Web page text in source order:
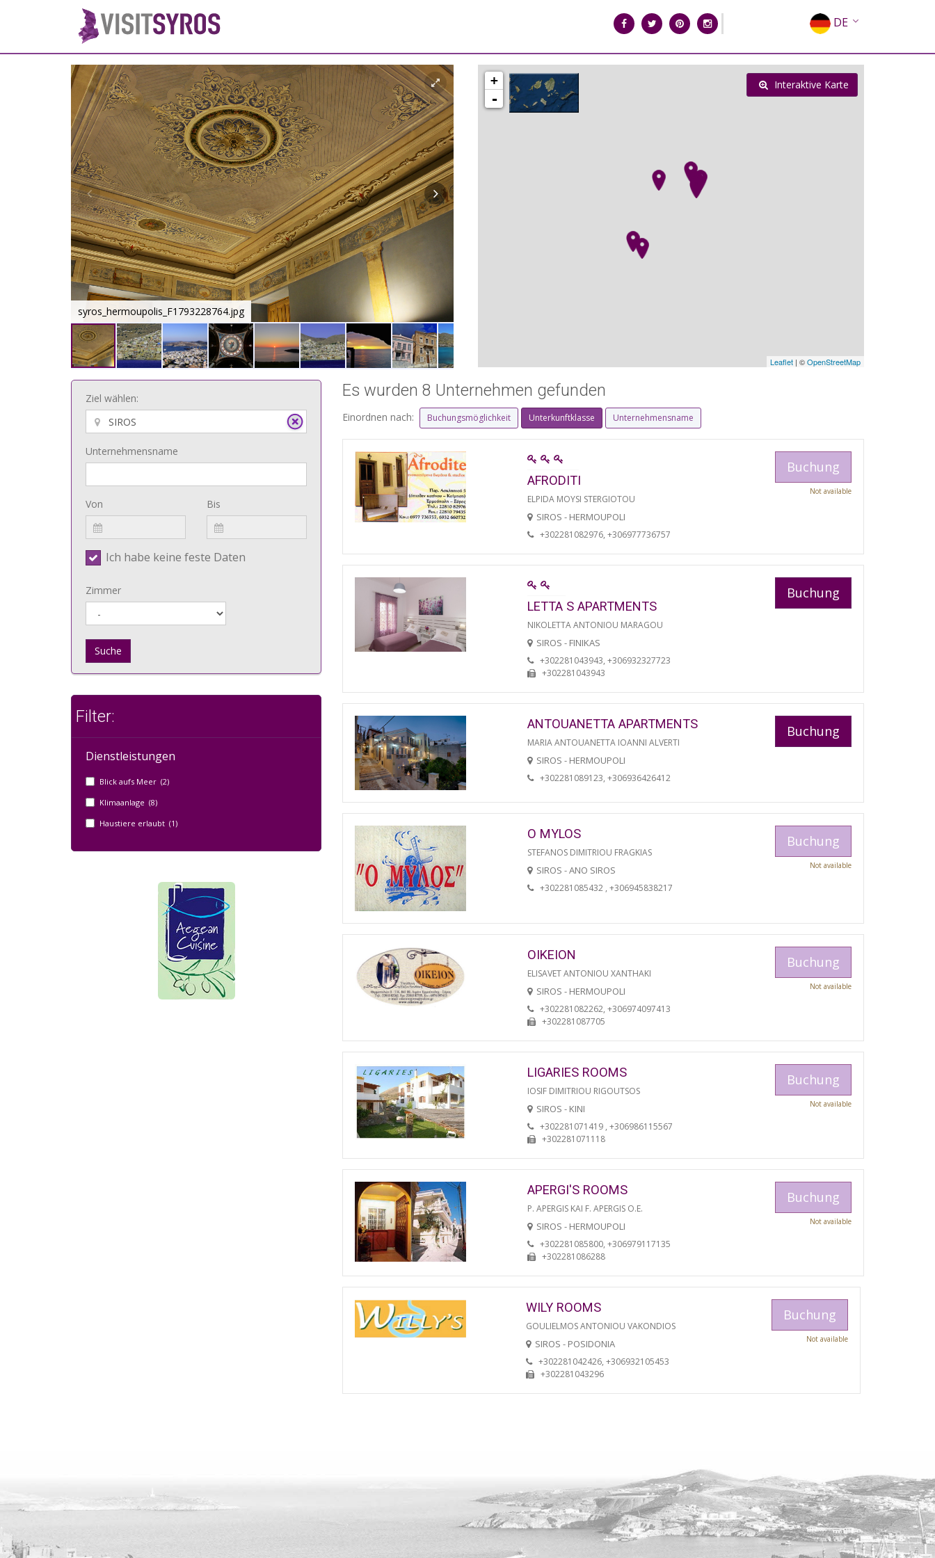
DE
EN
EL
syros_hermoupolis_F1793228764.jpg
+
-
Leaflet | ©OpenStreetMap
Interaktive Karte
Ziel wählen:
Unternehmensname
Von Bis
Ich habe keine feste Daten
Zimmer
Suche
Filter:
Dienstleistungen
Blick aufs Meer (2)
Klimaanlage (8)
Haustiere erlaubt (1)
Es wurden 8 Unternehmen gefunden
Einordnen nach: Buchungsmöglichkeit Unterkunftklasse Unternehmensname
AFRODITI
ELPIDA MOYSI STERGIOTOU
SIROS - HERMOUPOLI
+302281082976, +306977736757
Buchung
Not available
LETTA S APARTMENTS
NIKOLETTA ANTONIOU MARAGOU
SIROS - FINIKAS
+302281043943, +306932327723
+302281043943
Buchung
ANTOUANETTA APARTMENTS
MARIA ANTOUANETTA IOANNI ALVERTI
SIROS - HERMOUPOLI
+302281089123, +306936426412
Buchung
O MYLOS
STEFANOS DIMITRIOU FRAGKIAS
SIROS - ANO SIROS
+302281085432 , +306945838217
Buchung
Not available
OIKEION
ELISAVET ANTONIOU XANTHAKI
SIROS - HERMOUPOLI
+302281082262, +306974097413
+302281087705
Buchung
Not available
LIGARIES ROOMS
IOSIF DIMITRIOU RIGOUTSOS
SIROS - KINI
+302281071419 , +306986115567
+302281071118
Buchung
Not available
APERGI'S ROOMS
P. APERGIS KAI F. APERGIS O.E.
SIROS - HERMOUPOLI
+302281085800, +306979117135
+302281086288
Buchung
Not available
WILY ROOMS
GOULIELMOS ANTONIOU VAKONDIOS
SIROS - POSIDONIA
+302281042426, +306932105453
+302281043296
Buchung
Not available